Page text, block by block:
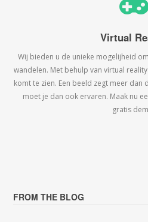
Virtual
Wij bieden u de unieke mogelijheid
wandelen. Met behulp van virtual
komt te zien. Een beeld zegt meer dan
moet je dan ook ervaren. Maak nu
gratis
FROM THE BLOG